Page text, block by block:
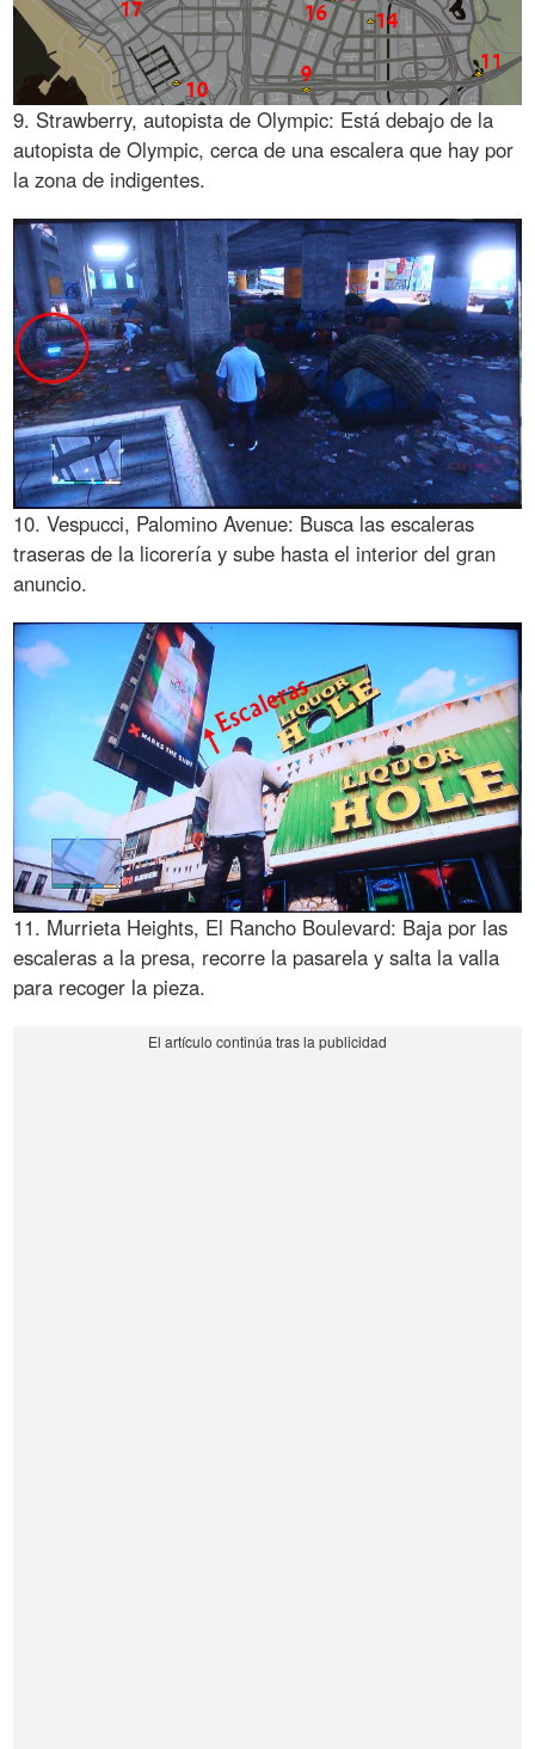
9. Strawberry, autopista de Olympic: Está debajo de la
autopista de Olympic, cerca de una escalera que hay por
la zona de indigentes.
10. Vespucci, Palomino Avenue: Busca las escaleras
traseras de la licorería y sube hasta el interior del gran
anuncio.
11. Murrieta Heights, El Rancho Boulevard: Baja por las
escaleras a la presa, recorre la pasarela y salta la valla
para recoger la pieza.